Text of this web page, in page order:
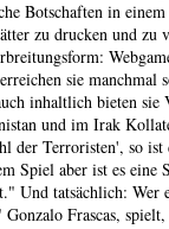
Botschaften in
zu drucken und zu
sie manchmal
inhaltlich bieten sie
und im Irak
der Terroristen', so ist
Spiel aber ist es eine
Und tatsächlich: Wer
Gonzalo Frascas,